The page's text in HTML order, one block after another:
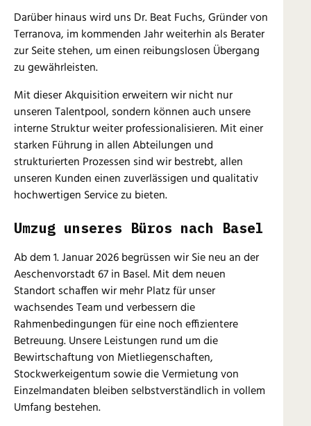
Darüber hinaus wird uns Dr. Beat Fuchs, Gründer von
Terranova, im kommenden Jahr weiterhin als Berater
zur Seite stehen, um einen reibungslosen Übergang
zu gewährleisten.
Mit dieser Akquisition erweitern wir nicht nur
unseren Talentpool, sondern können auch unsere
interne Struktur weiter professionalisieren. Mit einer
starken Führung in allen Abteilungen und
strukturierten Prozessen sind wir bestrebt, allen
unseren Kunden einen zuverlässigen und qualitativ
hochwertigen Service zu bieten.
Umzug unseres Büros nach Basel
Ab dem 1. Januar 2026 begrüssen wir Sie neu an der
Aeschenvorstadt 67 in Basel. Mit dem neuen
Standort schaffen wir mehr Platz für unser
wachsendes Team und verbessern die
Rahmenbedingungen für eine noch effizientere
Betreuung. Unsere Leistungen rund um die
Bewirtschaftung von Mietliegenschaften,
Stockwerkeigentum sowie die Vermietung von
Einzelmandaten bleiben selbstverständlich in vollem
Umfang bestehen.